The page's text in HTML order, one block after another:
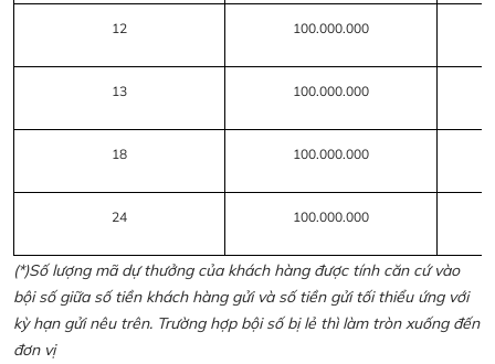
12 100.000.000
13 100.000.000
18 100.000.000
24 100.000.000
(*)Số lượng mã dự thưởng của khách hàng được tính căn cứ vào
bội số giữa số tiền khách hàng gửi và số tiền gửi tối thiểu ứng với
kỳ hạn gửi nêu trên. Trường hợp bội số bị lẻ thì làm tròn xuống đến
đơn vị